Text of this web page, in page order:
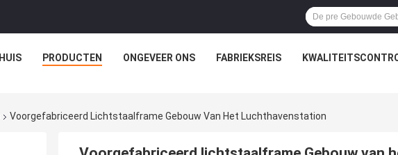
HUIS PRODUCTEN ONGEVEER ONS FABRIEKSREIS
Voorgefabriceerd Lichtstaalframe Gebouw Van Het Luchthavenstation